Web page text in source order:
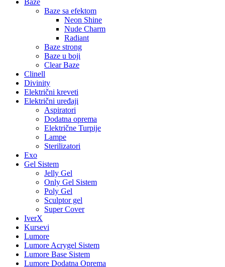
Baze
Baze sa efektom
Neon Shine
Nude Charm
Radiant
Baze strong
Baze u boji
Clear Baze
Clinell
Divinity
Električni kreveti
Električni uređaji
Aspiratori
Dodatna oprema
Električne Turpije
Lampe
Sterilizatori
Exo
Gel Sistem
Jelly Gel
Only Gel Sistem
Poly Gel
Sculptor gel
Super Cover
IverX
Kursevi
Lumore
Lumore Acrygel Sistem
Lumore Base Sistem
Lumore Dodatna Oprema